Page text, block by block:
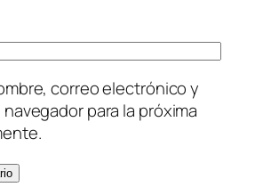
correo electrónico y
para la próxima